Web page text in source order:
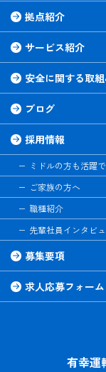
拠点紹介
サービス紹介
安全に関する取
ブログ
採用情報
ミドルの方も活躍
ご家族の方へ
職種紹介
先輩社員インタビ
募集要項
求人応募フォーム
有幸運